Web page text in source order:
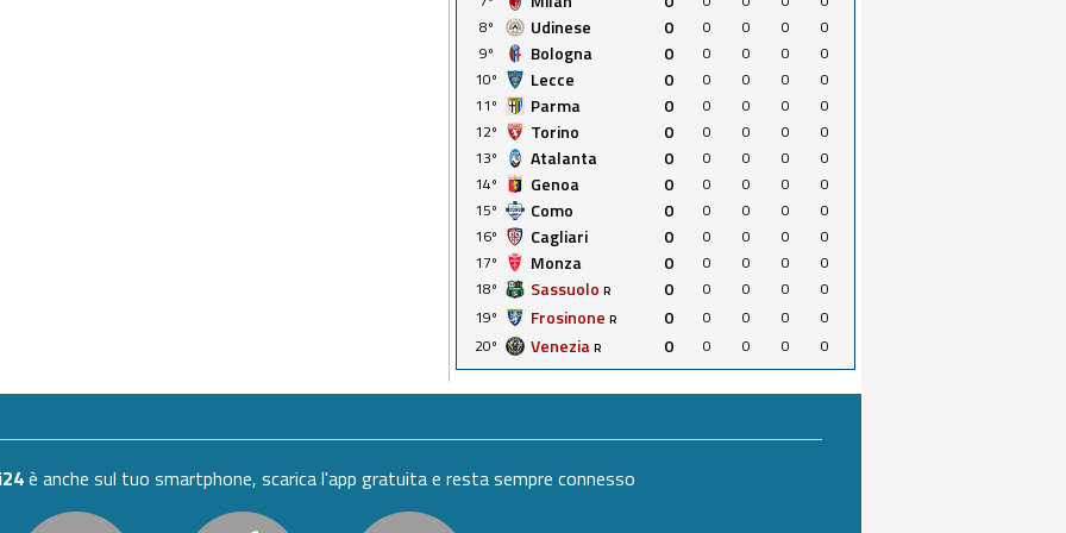
8º
Udinese 0 0 0 0
0
9º
Bologna 0 0 0 0
0
10º
Lecce 0 0 0 0
0
11º
Parma 0 0 0 0
0
12º
Torino 0 0 0 0
0
13º
Atalanta 0 0 0 0
0
14º
Genoa 0 0 0 0
0
15º
Como 0 0 0 0
0
16º
Cagliari 0 0 0 0
0
17º
Monza 0 0 0 0
0
18º
Sassuolo R 0 0 0 0
0
19º
Frosinone R 0 0 0 0
0
20º
Venezia R 0 0 0 0 0
è anche sul tuo smartphone, scarica l'app gratuita e resta sempre connesso